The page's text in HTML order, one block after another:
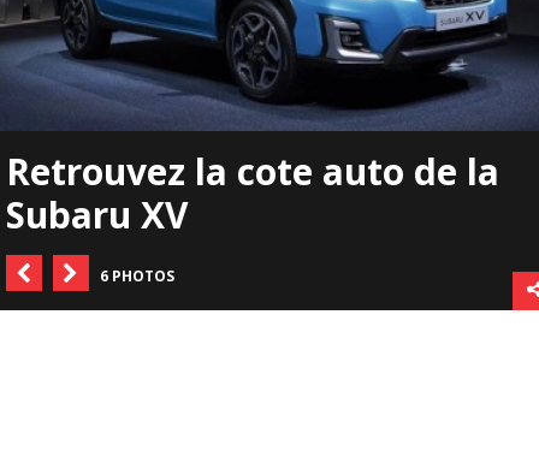
Retrouvez la cote auto de la
Subaru XV
6 PHOTOS